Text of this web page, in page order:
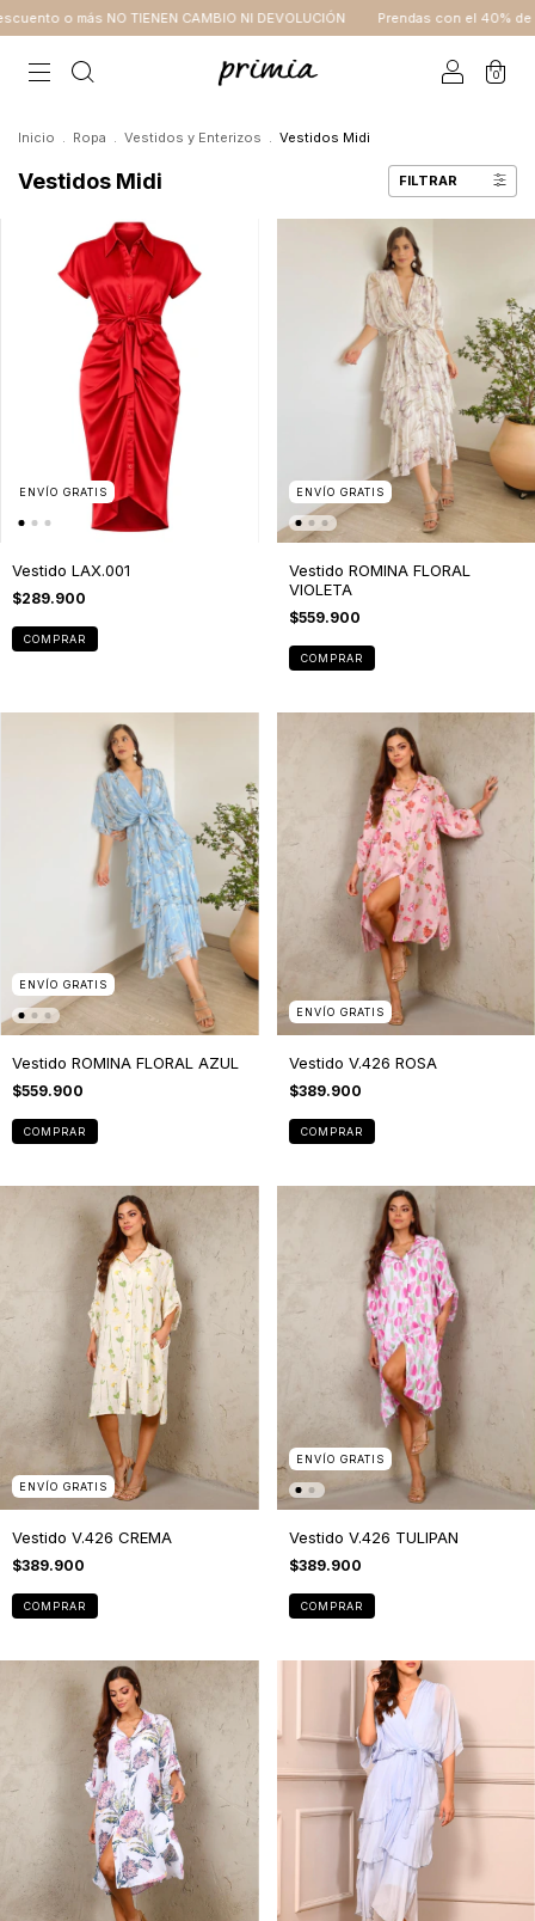
CAMBIO NI DEVOLUCIÓN Prendas con el 40% de descuento o más NO
0
Inicio . Ropa . Vestidos y Enterizos . Vestidos Midi
Vestidos Midi FILTRAR
ENVÍO GRATIS
Vestido LAX.001
$289.900
COMPRAR
ENVÍO GRATIS
Vestido ROMINA FLORAL
VIOLETA
$559.900
COMPRAR
ENVÍO GRATIS
Vestido ROMINA FLORAL AZUL
$559.900
COMPRAR
ENVÍO GRATIS
Vestido V.426 ROSA
$389.900
COMPRAR
ENVÍO GRATIS
Vestido V.426 CREMA
$389.900
COMPRAR
ENVÍO GRATIS
Vestido V.426 TULIPAN
$389.900
COMPRAR